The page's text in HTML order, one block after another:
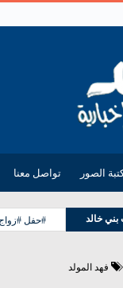
الصور تواصل معنا
بني خالد #حفل
فهد المولد